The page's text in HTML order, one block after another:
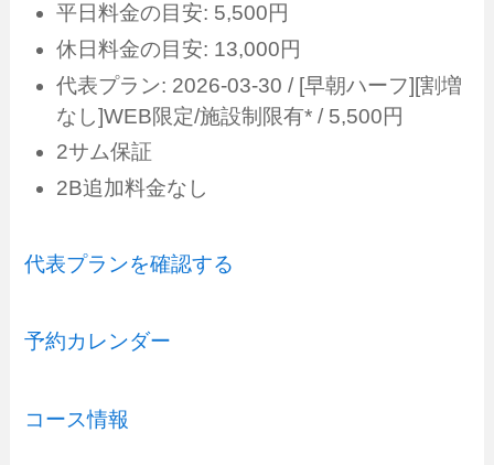
平日料金の目安: 5,500円
休日料金の目安: 13,000円
代表プラン: 2026-03-30 / [早朝ハーフ][割増
なし]WEB限定/施設制限有* / 5,500円
2サム保証
2B追加料金なし
代表プランを確認する
予約カレンダー
コース情報